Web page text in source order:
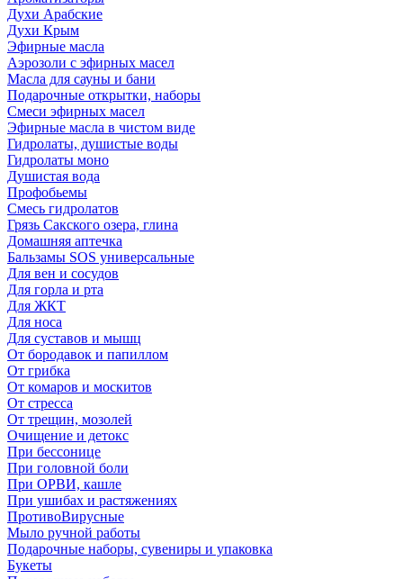
Духи Арабские
Духи Крым
Эфирные масла
Аэрозоли с эфирных масел
Масла для сауны и бани
Подарочные открытки, наборы
Смеси эфирных масел
Эфирные масла в чистом виде
Гидролаты, душистые воды
Гидролаты моно
Душистая вода
Профобьемы
Смесь гидролатов
Грязь Сакского озера, глина
Домашняя аптечка
Бальзамы SOS универсальные
Для вен и сосудов
Для горла и рта
Для ЖКТ
Для носа
Для суставов и мышц
От бородавок и папиллом
От грибка
От комаров и москитов
От стресса
От трещин, мозолей
Очищение и детокс
При бессонице
При головной боли
При ОРВИ, кашле
При ушибах и растяжениях
ПротивоВирусные
Мыло ручной работы
Подарочные наборы, сувениры и упаковка
Букеты